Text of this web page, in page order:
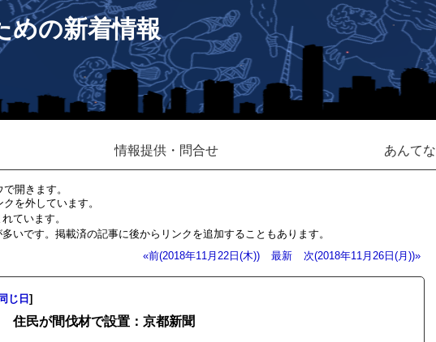
めの新着情報
情報提供・問合せ あんてな
開きます。
を外しています。
ています。
いです。掲載済の記事に後からリンクを追加することもあります。
«前(2018年11月22日(木))
最新 次(2018年11月26日(月))»
じ日 ]
住民が間伐材で設置：京都新聞